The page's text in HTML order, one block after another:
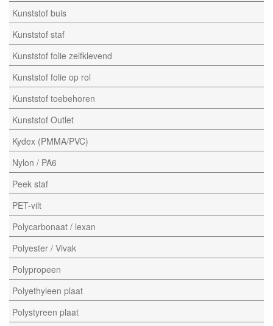
Kunststof buis
Kunststof staf
Kunststof folie zelfklevend
Kunststof folie op rol
Kunststof toebehoren
Kunststof Outlet
Kydex (PMMA/PVC)
Nylon / PA6
Peek staf
PET-vilt
Polycarbonaat / lexan
Polyester / Vivak
Polypropeen
Polyethyleen plaat
Polystyreen plaat